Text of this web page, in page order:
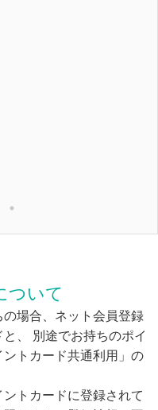
ついて
場合、ネット会員登録
、 別途でお持ちのポイ
トカード共通利用」の
トカードに登録されて